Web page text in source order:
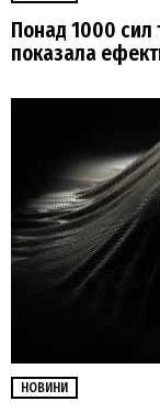
Понад 1000 сил
показала
НОВИНИ